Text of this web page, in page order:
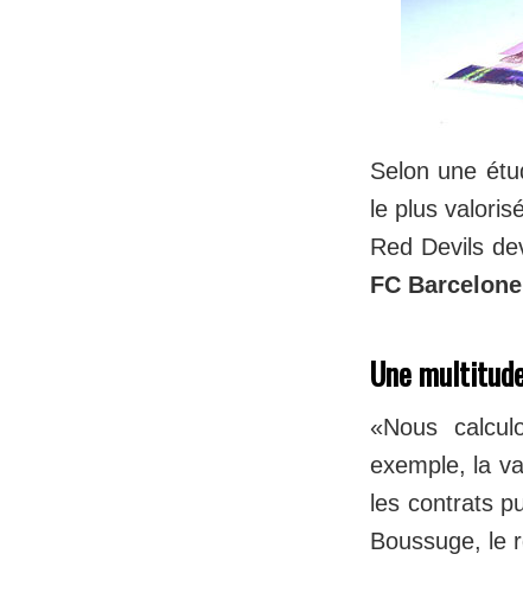
Selon une
le plus
Red Devils
FC Barcelone
Une
«Nous
exemple, la
les contrats
Boussuge, le